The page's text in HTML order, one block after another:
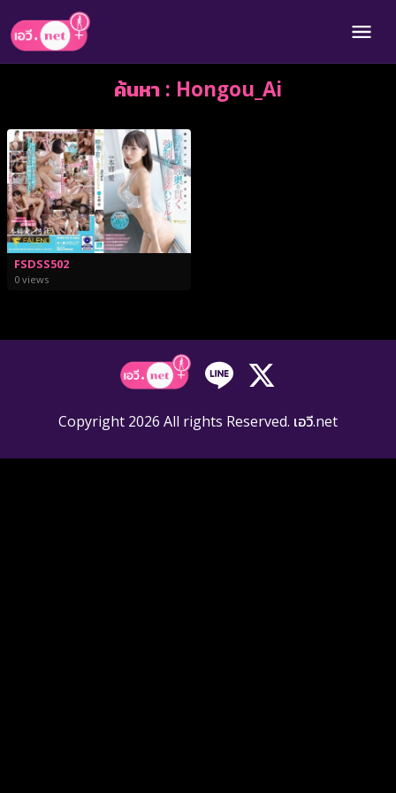
ค้นหา : Hongou_Ai
FSDSS502
0 views
Copyright 2026 All rights Reserved. เอวี.net